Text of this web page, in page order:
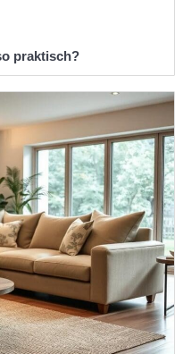
praktisch?